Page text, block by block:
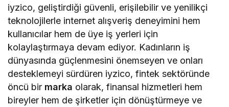
iyzico, geliştirdiği güvenli, erişilebilir ve yenilikçi
teknolojilerle internet alışveriş deneyimini hem
kullanıcılar hem de üye iş yerleri için
kolaylaştırmaya devam ediyor. Kadınların iş
dünyasında güçlenmesini önemseyen ve onları
desteklemeyi sürdüren iyzico, fintek sektöründe
öncü bir marka olarak, finansal hizmetleri hem
bireyler hem de şirketler için dönüştürmeye ve